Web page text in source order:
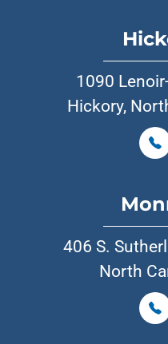
1090
Hickory,
406 S.
North